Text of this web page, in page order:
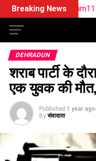
Breaking News
WEF Dream11 Prediction
DEHRADUN
शराब पार्टी के
एक युवक की
Published 1 year ago
By संवादाता